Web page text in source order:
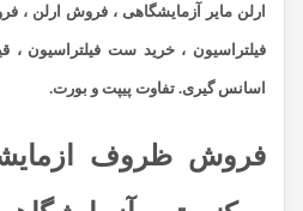
ارلن مایر آزمایشگاهی ، فروش ارلن
فیلتراسیون ، خرید ست فیلتراسیون ،
اسانس گیری. تفاوت پیپت و بورت.
فروش ظروف